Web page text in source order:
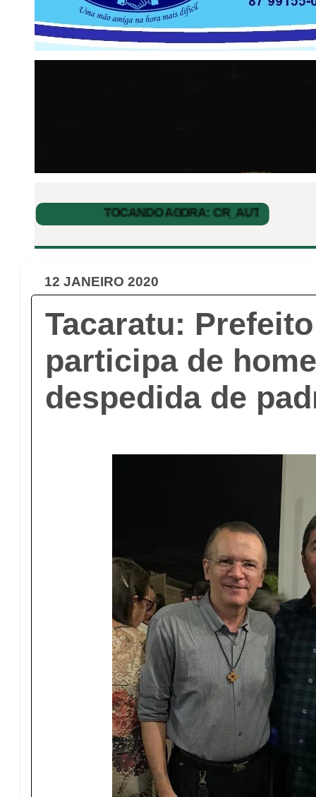
12 JANEIRO 2020
Tacaratu:
participa de
despedida de